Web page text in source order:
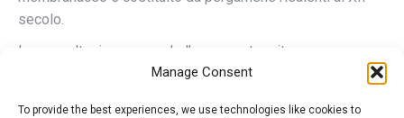
Manage Consent
To provide the best experiences, we use technologies like cookies to
secolo.
La consultazione prevede l’accesso tramite
autenticazione dell’utente.